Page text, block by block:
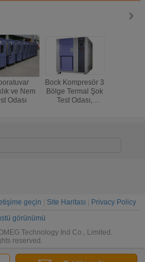
ve Nem
Odası
Bock Kompresör 3
Bölge Termal Şok
Test Odası,
geçin Site Haritası
Privacy Policy
görünümü
Technology Ind Co., Limited.
reserved.